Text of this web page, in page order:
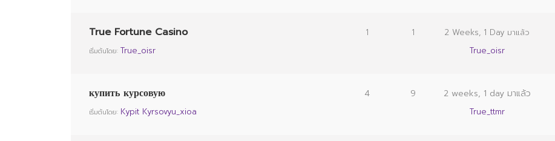
True Fortune Casino
เริ่มต้นโดย: True_oisr
1 1
2 Weeks, 1 Day มาแล้ว
True_oisr
купить курсовую
เริ่มต้นโดย: Kypit Kyrsovyu_xioa
4 9 2 weeks, 1 day มาแล้ว
True_ttmr